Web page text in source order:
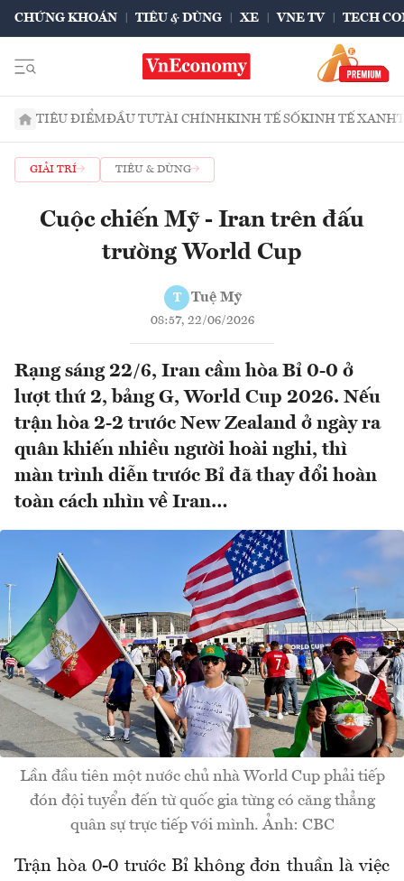
CHỨNG KHOÁN TIÊU & DÙNG XE VNE TV TECH
TIÊU ĐIỂMĐẦU TƯTÀI CHÍNHKINH TẾ SỐKINH TẾ XANH
GIẢI TRÍ TIÊU & DÙNG
Cuộc chiến Mỹ - Iran trên đấu
trường World Cup
T Tuệ Mỹ
08:57, 22/06/2026
Rạng sáng 22/6, Iran cầm hòa Bỉ 0-0 ở
lượt thứ 2, bảng G, World Cup 2026. Nếu
trận hòa 2-2 trước New Zealand ở ngày ra
quân khiến nhiều người hoài nghi, thì
màn trình diễn trước Bỉ đã thay đổi hoàn
toàn cách nhìn về Iran…
Lần đầu tiên một nước chủ nhà World Cup phải tiếp
đón đội tuyển đến từ quốc gia từng có căng thẳng
quân sự trực tiếp với mình. Ảnh: CBC
Trận hòa 0-0 trước Bỉ không đơn thuần là việc